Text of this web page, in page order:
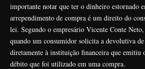
importante notar que ter o dinheiro estornado
arrependimento de compra é um direito do
lei. Segundo o empresário Vicente Conte Neto,
quando um consumidor solicita a devolutiva
diretamente à instituição financeira que emitiu
débito que foi utilizado em uma compra.